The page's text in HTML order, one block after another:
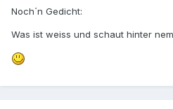
Noch´n Gedicht:
Was ist weiss und schaut hinter